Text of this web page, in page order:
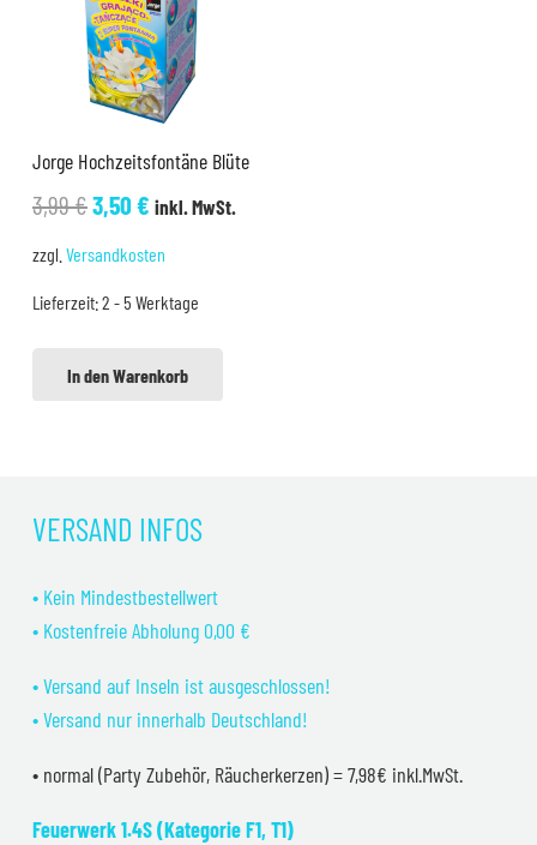
Jorge Hochzeitsfontäne Blüte
3,99€Ursprünglicher
3,99 €
3,50€Aktueller
3,50 €.
inkl. MwSt.
zzgl. Versandkosten
Lieferzeit:2 - 5 Werktage
In den Warenkorb
VERSAND INFOS
• Kein Mindestbestellwert
• Kostenfreie Abholung 0,00 €
• Versand auf Inseln ist ausgeschlossen!
• Versand nur innerhalb Deutschland!
• normal (Party Zubehör, Räucherkerzen) = 7,98€ inkl.MwSt.
Feuerwerk 1.4S (Kategorie F1, T1)